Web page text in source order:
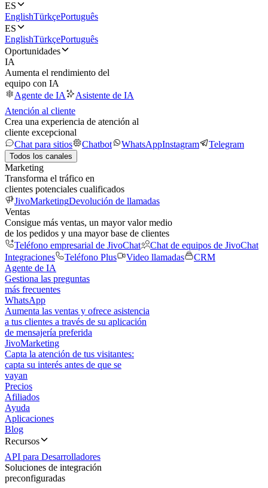
ES
EnglishTürkçePortuguês
ES
EnglishTürkçePortuguês
Oportunidades
IA
Aumenta el rendimiento del
equipo con IA
Agente de IA
Asistente de IA
Atención al cliente
Crea una experiencia de atención al
cliente excepcional
Chat para sitios
Chatbot WhatsAppInstagram Telegram
Todos los canales
Marketing
Transforma el tráfico en
clientes potenciales cualificados
JivoMarketingDevolución de llamadas
Ventas
Consigue más ventas, un mayor valor medio
de los pedidos y una mayor base de clientes
Teléfono empresarial de JivoChat
Chat de equipos de JivoChat
Integraciones
Teléfono Plus Video llamadas
CRM
Agente de IA
Gestiona las preguntas
más frecuentes
WhatsApp
Aumenta las ventas y ofrece asistencia
a tus clientes a través de su aplicación
de mensajería preferida
JivoMarketing
Capta la atención de tus visitantes:
capta su interés antes de que se
vayan
Precios
Afiliados
Ayuda
Aplicaciones
Blog
Recursos
API para Desarrolladores
Soluciones de integración
preconfiguradas